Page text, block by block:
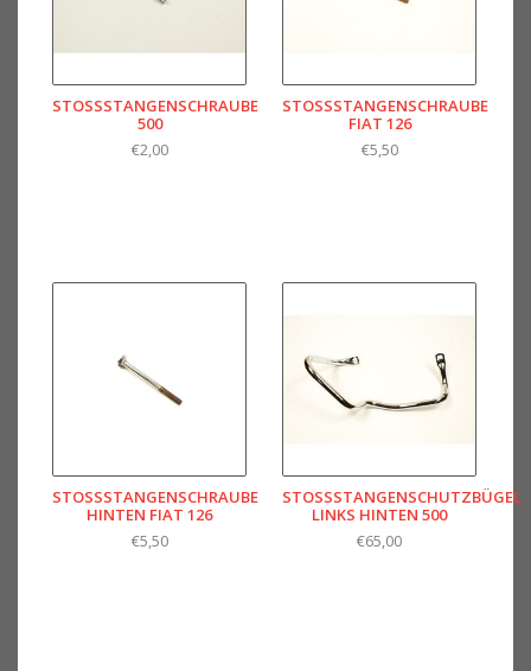
STOSSSTANGENSCHRAUBE 5
00
€2,00
STOSSSTANGENSCHRAUBE F
IAT 126
€5,50
STOSSSTANGENSCHRAUBE H
INTEN FIAT 126
€5,50
STOSSSTANGENSCHUTZBÜGEL L
INKS HINTEN 500
€65,00